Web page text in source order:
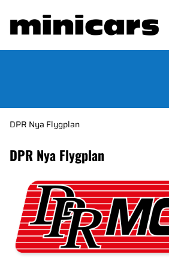
DPR Nya Flygplan
DPR Nya Flygplan